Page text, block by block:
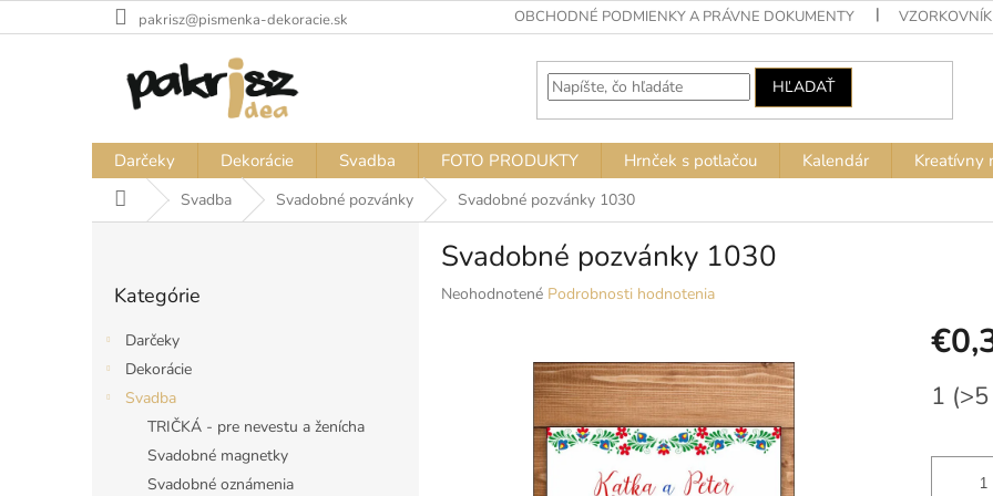
na
pakrisz@pismenka-dekoracie.sk OBCHODNÉ PODMIENKY A PRÁVNE DOKUMENTY VZORKOVNÍK
HĽADAŤ
Darčeky Dekorácie Svadba FOTO PRODUKTY Hrnček s potlačou Kalendár Kreatívny
DomovSvadba Svadobné pozvánky Svadobné pozvánky 1030
kategórie
Kategórie
Darčeky
Dekorácie
Svadba
TRIČKÁ - pre nevestu a ženícha
Svadobné magnetky
Svadobné oznámenia
Svadobné pozvánky 1030
Priemerné
Neohodnotené Podrobnosti hodnotenia
cena:
1